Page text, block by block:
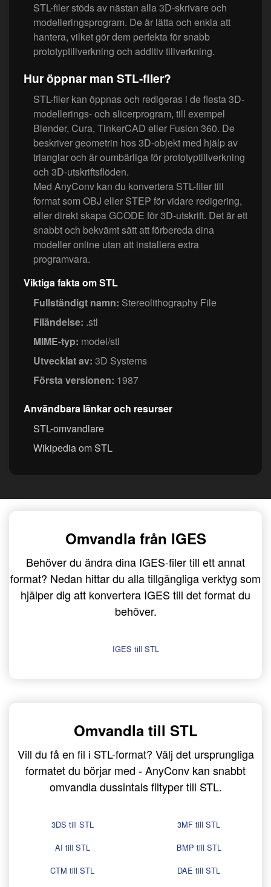
STL-filer stöds av nästan alla 3D-skrivare och
modelleringsprogram. De är lätta och enkla att
hantera, vilket gör dem perfekta för snabb
prototyptillverkning och additiv tillverkning.
Hur öppnar man STL-filer?
STL-filer kan öppnas och redigeras i de flesta 3D-
modellerings- och slicerprogram, till exempel
Blender, Cura, TinkerCAD eller Fusion 360. De
beskriver geometrin hos 3D-objekt med hjälp av
trianglar och är oumbärliga för prototyptillverkning
och 3D-utskriftsflöden.
Med AnyConv kan du konvertera STL-filer till
format som OBJ eller STEP för vidare redigering,
eller direkt skapa GCODE för 3D-utskrift. Det är ett
snabbt och bekvämt sätt att förbereda dina
modeller online utan att installera extra
programvara.
Viktiga fakta om STL
Fullständigt namn: Stereolithography File
Filändelse: .stl
MIME-typ: model/stl
Utvecklat av: 3D Systems
Första versionen: 1987
Användbara länkar och resurser
STL-omvandlare
Wikipedia om STL
Omvandla från IGES
Behöver du ändra dina IGES-filer till ett annat
format? Nedan hittar du alla tillgängliga verktyg som
hjälper dig att konvertera IGES till det format du
behöver.
IGES till STL
Omvandla till STL
Vill du få en fil i STL-format? Välj det ursprungliga
formatet du börjar med - AnyConv kan snabbt
omvandla dussintals filtyper till STL.
3DS till STL
3MF till STL
AI till STL
BMP till STL
CTM till STL
DAE till STL